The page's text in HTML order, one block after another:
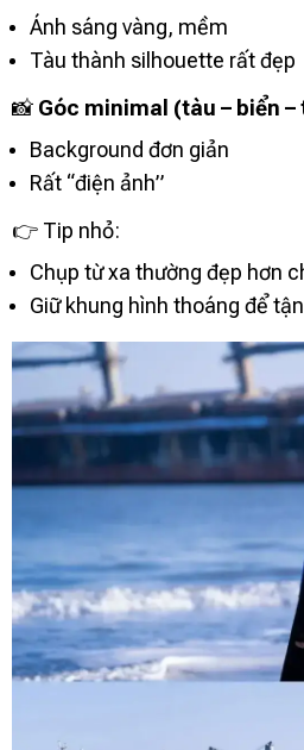
Ánh sáng vàng, mềm
Tàu thành silhouette rất đẹp
📸 Góc minimal (tàu – biển –
Background đơn giản
Rất “điện ảnh”
👉 Tip nhỏ:
Chụp từ xa thường đẹp hơn
Giữ khung hình thoáng để